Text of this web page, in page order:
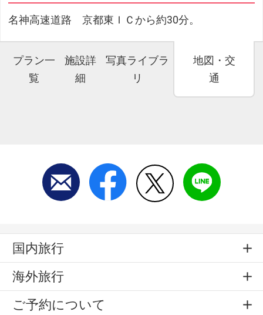
名神高速道路 京都東ＩＣから約30分。
プラン一
覧
施設詳
細
写真ライブラ
リ
地図・交
通
国内旅行
海外旅行
ご予約について